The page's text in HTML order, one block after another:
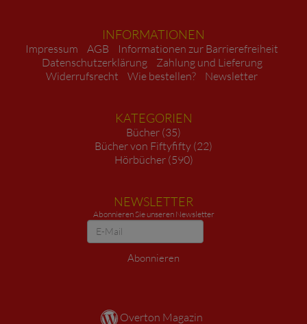
INFORMATIONEN
Impressum AGB
Informationen zur Barrierefreiheit
Datenschutzerklärung
Zahlung und Lieferung
Widerrufsrecht
Wie bestellen? Newsletter
KATEGORIEN
Bücher (35)
Bücher von Fiftyfifty (22)
Hörbücher (590)
NEWSLETTER
Abonnieren Sie unseren Newsletter
Newsletter
Abonnieren
Overton Magazin